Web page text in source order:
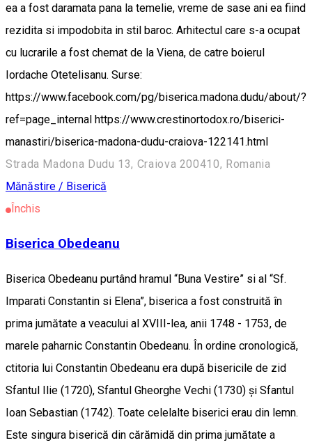
ea a fost daramata pana la temelie, vreme de sase ani ea fiind
rezidita si impodobita in stil baroc. Arhitectul care s-a ocupat
cu lucrarile a fost chemat de la Viena, de catre boierul
Iordache Otetelisanu. Surse:
https://www.facebook.com/pg/biserica.madona.dudu/about/?
ref=page_internal https://www.crestinortodox.ro/biserici-
manastiri/biserica-madona-dudu-craiova-122141.html
Strada Madona Dudu 13, Craiova 200410, Romania
Mănăstire / Biserică
Închis
Biserica Obedeanu
Biserica Obedeanu purtând hramul “Buna Vestire” si al “Sf.
Imparati Constantin si Elena”, biserica a fost construită în
prima jumătate a veacului al XVIII-lea, anii 1748 - 1753, de
marele paharnic Constantin Obedeanu. În ordine cronologică,
ctitoria lui Constantin Obedeanu era după bisericile de zid
Sfantul Ilie (1720), Sfantul Gheorghe Vechi (1730) şi Sfantul
Ioan Sebastian (1742). Toate celelalte biserici erau din lemn.
Este singura biserică din cărămidă din prima jumătate a